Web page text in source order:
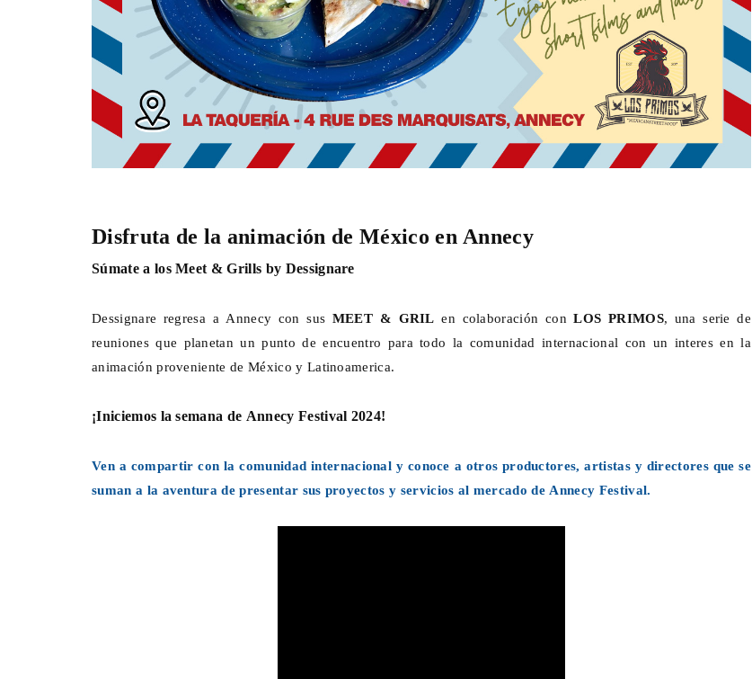
Disfruta de la animación de México en Annecy
Súmate a los Meet & Grills by Dessignare
Dessignare regresa a Annecy con sus MEET & GRILen colaboración con LOS PRIMOS, una serie de
reuniones que planetan un punto de encuentro para todo la comunidad internacional con un interes en la
animación proveniente de México y Latinoamerica.
¡Iniciemos la semana de Annecy Festival 2024!
Ven a compartir con la comunidad internacional y conoce a otros productores, artistas y directores que se
suman a la aventura de presentar sus proyectos y servicios al mercado de Annecy Festival.